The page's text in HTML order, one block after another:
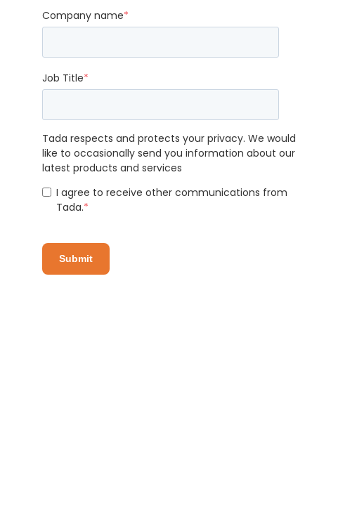
Company name*
Job Title*
Tada respects and protects your privacy. We would
like to occasionally send you information about our
latest products and services
I agree to receive other communications from
Tada.*